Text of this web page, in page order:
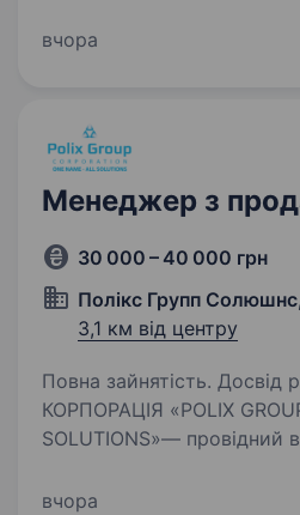
до команди ОККО,
вчора
Менеджер з
30 000 – 40 000 грн
Полікс Групп
3,1 км від центру
Повна зайнятість. Досвід
КОРПОРАЦІЯ «POLIX
SOLUTIONS»— провідний
матеріалів для Beauty-
вчора